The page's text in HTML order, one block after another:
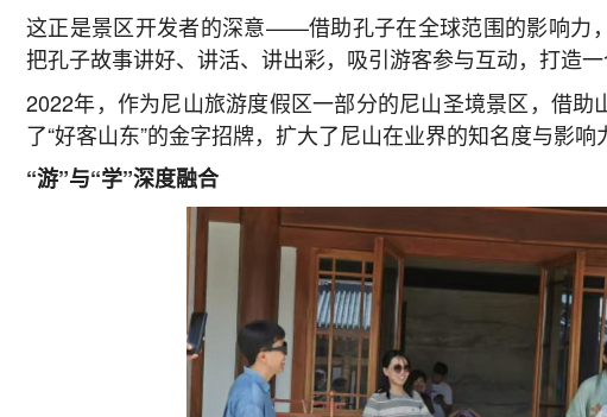
这正是景区开发者的深意——借助孔子在全球范围的影响力
把孔子故事讲好、讲活、讲出彩，吸引游客参与互动，打造
2022年，作为尼山旅游度假区一部分的尼山圣境景区，借
了“好客山东”的金字招牌，扩大了尼山在业界的知名度与影响
“游”与“学”深度融合